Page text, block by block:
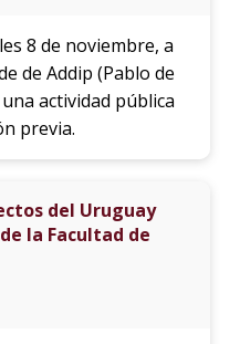
8 de noviembre, a
de Addip (Pablo de
actividad pública
previa.
del Uruguay
la Facultad de